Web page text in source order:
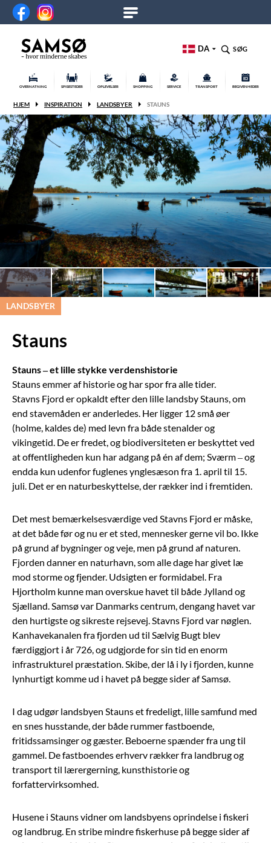
DA SØG
OVERNATNING SPISESTEDER OPLEVELSER SHOPPING SERVICE TRANSPORT BEGIVENHEDER
HJEM INSPIRATION LANDSBYER STAUNS
LANDSBYER
Stauns
Stauns – et lille stykke verdenshistorie
Stauns emmer af historie og har spor fra alle tider.
Stavns Fjord er opkaldt efter den lille landsby Stauns, om
end stavemåden er anderledes. Her ligger 12 små øer
(holme, kaldes de) med levn fra både stenalder og
vikingetid. De er fredet, og biodiversiteten er beskyttet ved
at offentligheden kun har adgang på én af dem; Sværm – og
endda kun udenfor fuglenes ynglesæson fra 1. april til 15.
juli. Det er en naturbeskyttelse, der rækker ind i fremtiden.
Det mest bemærkelsesværdige ved Stavns Fjord er måske,
at det både før og nu er et sted, mennesker gerne vil bo. Ikke
på grund af bygninger og veje, men på grund af naturen.
Fjorden danner en naturhavn, som alle dage har givet læ
mod storme og fjender. Udsigten er formidabel. Fra
Hjortholm kunne man overskue havet til både Jylland og
Sjælland. Samsø var Danmarks centrum, dengang havet var
den hurtigste og sikreste rejsevej. Stavns Fjord var nøglen.
Kanhavekanalen fra fjorden ud til Sælvig Bugt blev
færdiggjort i år 726, og udgjorde for sin tid en enorm
infrastrukturel præstation. Skibe, der lå i ly i fjorden, kunne
lynhurtigt komme ud i havet på begge sider af Samsø.
I dag udgør landsbyen Stauns et fredeligt, lille samfund med
en snes husstande, der både rummer fastboende,
fritidssamsinger og gæster. Beboerne spænder fra ung til
gammel. De fastboendes erhverv rækker fra landbrug og
transport til lærergerning, kunsthistorie og
forfattervirksomhed.
Husene i Stauns vidner om landsbyens oprindelse i fiskeri
og landbrug. En stribe mindre fiskerhuse på begge sider af